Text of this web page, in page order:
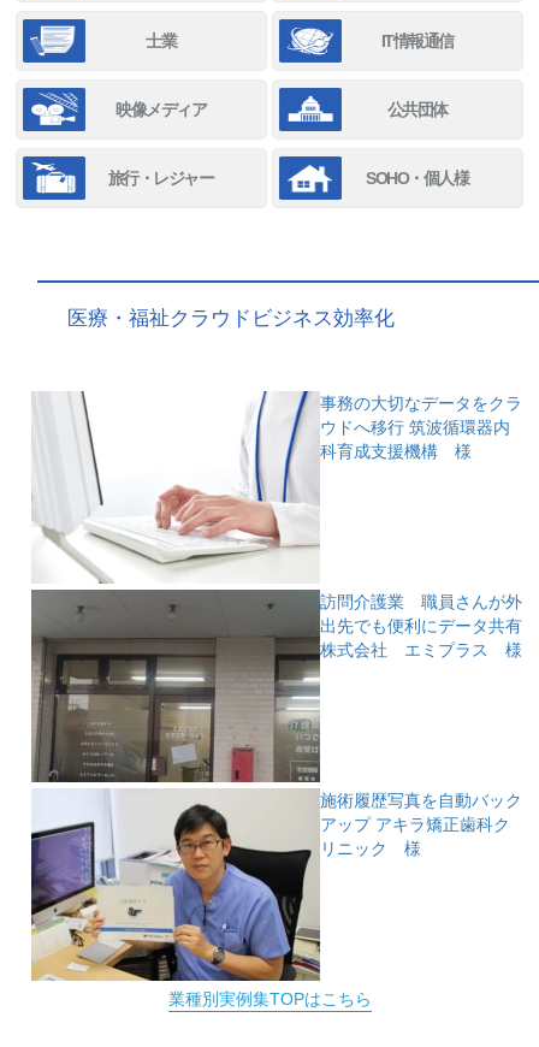
士業 IT情報通信
映像メディア 公共団体
旅行・レジャー SOHO・個人様
医療・福祉クラウドビジネス効率化
事務の大切なデータをクラ
ウドへ移行筑波循環器内
科育成支援機構 様
訪問介護業 職員さんが外
出先でも便利にデータ共有
株式会社 エミプラス 様
施術履歴写真を自動バック
アップ アキラ矯正歯科ク
リニック 様
業種別実例集TOPはこちら